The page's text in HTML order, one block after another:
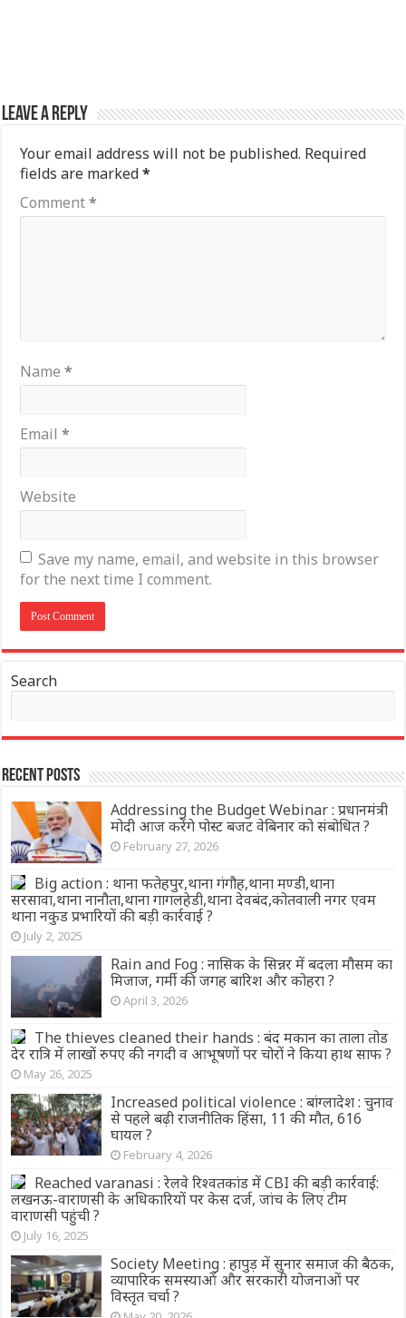
Leave a Reply
Your email address will not be published. Required
fields are marked*
Comment*
Name*
Email*
Website
Save my name, email, and website in this browser
for the next time I comment.
Search
Recent Posts
Addressing the Budget Webinar : प्रधानमंत्री
मोदी आज करेंगे पोस्ट बजट वेबिनार को संबोधित ?
February 27, 2026
Big action : थाना फतेहपुर,थाना गंगौह,थाना मण्डी,थाना
सरसावा,थाना नानौता,थाना गागलहेडी,थाना देवबंद,कोतवाली नगर एवम
थाना नकुड प्रभारियों की बड़ी कार्रवाई ?
July 2, 2025
Rain and Fog : नासिक के सिन्नर में बदला मौसम का
मिजाज, गर्मी की जगह बारिश और कोहरा ?
April 3, 2026
The thieves cleaned their hands : बंद मकान का ताला तोड
देर रात्रि में लाखों रुपए की नगदी व आभूषणों पर चोरों ने किया हाथ साफ ?
May 26, 2025
Increased political violence : बांग्लादेश : चुनाव
से पहले बढ़ी राजनीतिक हिंसा, 11 की मौत, 616
घायल ?
February 4, 2026
Reached varanasi : रेलवे रिश्वतकांड में CBI की बड़ी कार्रवाई:
लखनऊ-वाराणसी के अधिकारियों पर केस दर्ज, जांच के लिए टीम
वाराणसी पहुंची ?
July 16, 2025
Society Meeting : हापुड़ में सुनार समाज की बैठक,
व्यापारिक समस्याओं और सरकारी योजनाओं पर
विस्तृत चर्चा ?